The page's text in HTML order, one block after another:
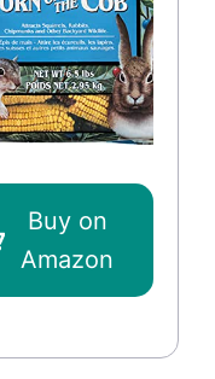
Buy on
Amazon